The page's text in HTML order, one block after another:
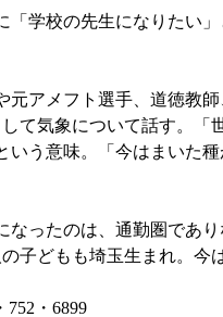
学校の先生になりたい
アメフト選手、道徳教
て気象について話す。「
う意味。「今はまいた
ったのは、通勤圏であ
子どもも埼玉生まれ。今
・6899